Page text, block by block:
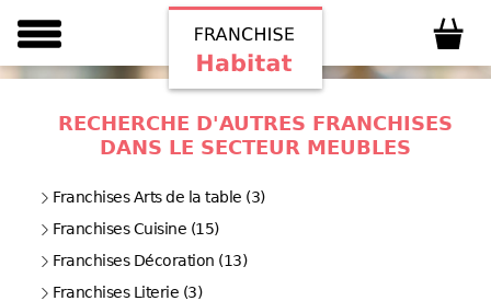
RECHERCHE D'AUTRES FRANCHISES
DANS LE SECTEUR MEUBLES
Franchises Arts de la table (3)
Franchises Cuisine (15)
Franchises Décoration (13)
Franchises Literie (3)